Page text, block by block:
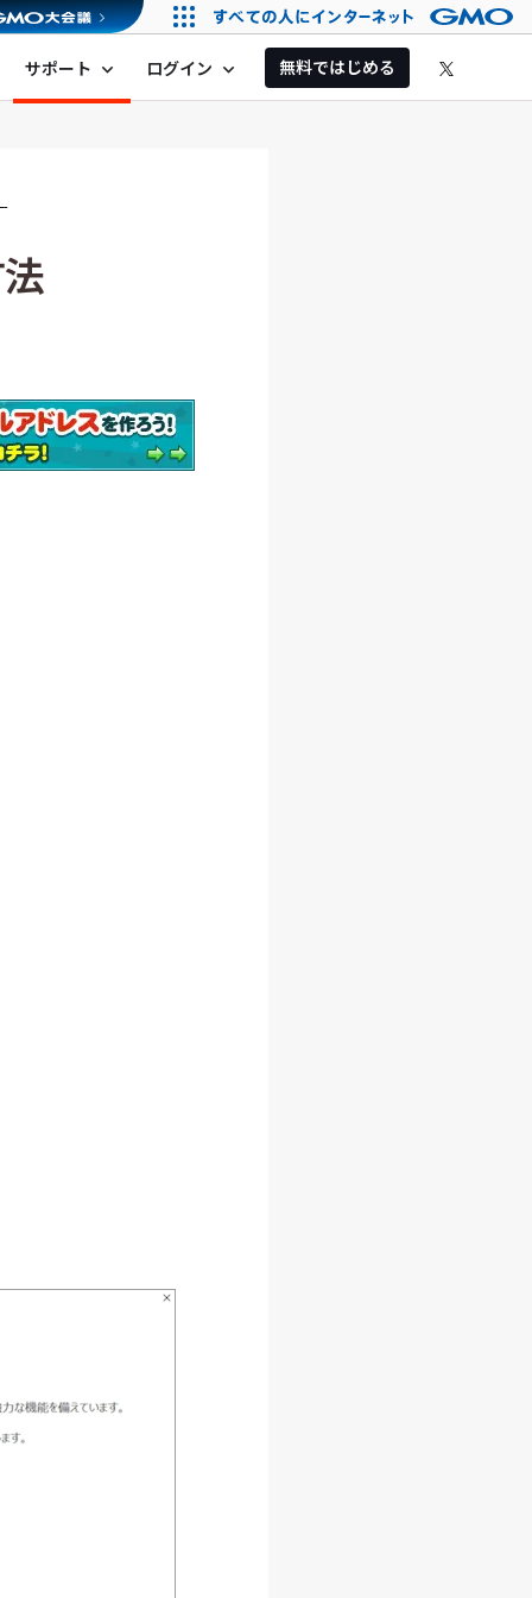
サポート expand_more ログイン expand_more 無料ではじめる